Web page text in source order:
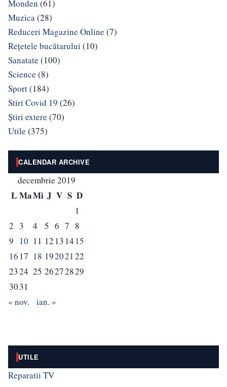
Monden (61)
Muzica(28)
Reduceri Magazine Online (7)
Rețetele bucătarului (10)
Sanatate (100)
Science (8)
Sport(184)
Stiri Covid 19 (26)
Știri extere (70)
Utile (375)
CALENDAR ARCHIVE
decembrie 2019
L MaMi J V S D
1
2 3 4 5 6 7 8
9
10 11 12 13 14 15
16 17 18 19202122
2324 25 26272829
3031
« nov.
ian. »
UTILE
Reparatii TV